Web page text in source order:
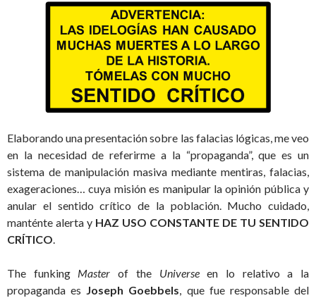
Elaborando una presentación sobre las falacias lógicas, me veo
en la necesidad de referirme a la “propaganda”, que es un
sistema de manipulación masiva mediante mentiras, falacias,
exageraciones… cuya misión es manipular la opinión pública y
anular el sentido crítico de la población. Mucho cuidado,
manténte alerta y HAZ USO CONSTANTE DE TU SENTIDO
CRÍTICO.
The funking Master of the Universeen lo relativo a la
propaganda es Joseph Goebbels, que fue responsable del